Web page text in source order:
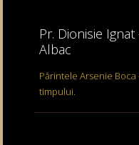
Pr. Dionisie
Albac
Părintele Arsenie
timpului.